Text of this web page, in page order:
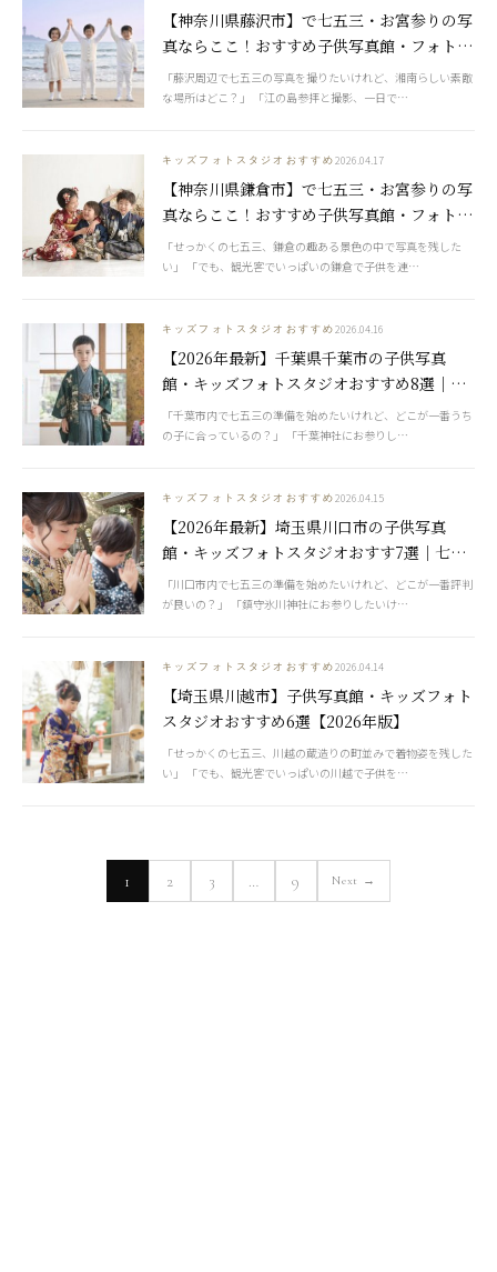
【神奈川県藤沢市】で七五三・お宮参りの写
真ならここ！おすすめ子供写真館・フォトス
タジオ7選【2026年最新】
「藤沢周辺で七五三の写真を撮りたいけれど、湘南らしい素敵
な場所はどこ？」 「江の島参拝と撮影、一日で…
キッズフォトスタジオおすすめ2026.04.17
【神奈川県鎌倉市】で七五三・お宮参りの写
真ならここ！おすすめ子供写真館・フォトス
タジオ6選【2026年最新】
「せっかくの七五三、鎌倉の趣ある景色の中で写真を残した
い」 「でも、観光客でいっぱいの鎌倉で子供を連…
キッズフォトスタジオおすすめ2026.04.16
【2026年最新】千葉県千葉市の子供写真
館・キッズフォトスタジオおすすめ8選｜七
五三・お宮参りに人気の神社も紹介
「千葉市内で七五三の準備を始めたいけれど、どこが一番うち
の子に合っているの？」 「千葉神社にお参りし…
キッズフォトスタジオおすすめ2026.04.15
【2026年最新】埼玉県川口市の子供写真
館・キッズフォトスタジオおすす7選｜七五
三・お宮参りに人気の神社も紹介
「川口市内で七五三の準備を始めたいけれど、どこが一番評判
が良いの？」 「鎮守氷川神社にお参りしたいけ…
キッズフォトスタジオおすすめ2026.04.14
【埼玉県川越市】子供写真館・キッズフォト
スタジオおすすめ6選【2026年版】
「せっかくの七五三、川越の蔵造りの町並みで着物姿を残した
い」 「でも、観光客でいっぱいの川越で子供を…
1 2 3 … 9 Next →